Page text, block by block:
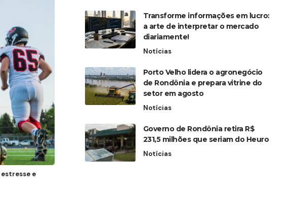
e
Transforme informações em lucro:
a arte de interpretar o mercado
diariamente!
Notícias
Porto Velho lidera o agronegócio
de Rondônia e prepara vitrine do
setor em agosto
Notícias
Governo de Rondônia retira R$
231,5 milhões que seriam do Heuro
Notícias